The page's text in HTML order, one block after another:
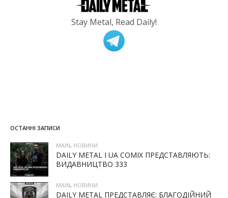
Stay Metal, Read Daily!
ОСТАННІ ЗАПИСИ
MAIN, НОВИНИ
DAILY METAL І UA COMIX ПРЕДСТАВЛЯЮТЬ:
ВИДАВНИЦТВО 333
MAIN, НОВИНИ
DAILY METAL ПРЕДСТАВЛЯЄ: БЛАГОДІЙНИЙ